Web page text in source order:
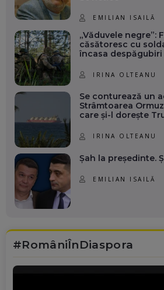
EMILIAN ISAILĂ
„Văduvele negre”:
căsătoresc cu
încasa
IRINA OLTEANU
Se conturează un
Strâmtoarea
care și-l dorește
IRINA OLTEANU
Șah la președinte.
EMILIAN ISAILĂ
#RomâniÎnDiaspora